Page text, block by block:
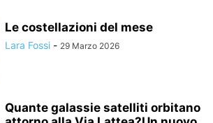
Le costellazioni del mese
Lara Fossi - 29 Marzo 2026
Quante galassie satelliti orbitano